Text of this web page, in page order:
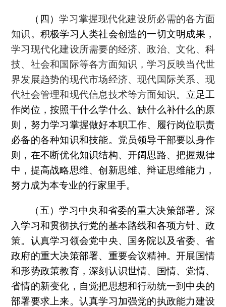
（四）学习掌握现代化建设所必需的各方面
知识。 积极学习人类社会创造的一切文明成果，
学习现代化建设所需要的经济、政治、文化、科
技、社会和国际等各方面知识，学习反映当代世
界发展趋势的现代市场经济、现代国际关系、现
代社会管理和现代信息技术等方面知识。 立足工
作岗位，按照干什么学什么、缺什么补什么的原
则，努力学习掌握做好本职工作、履行岗位职责
必备的各种知识和技能。党员领导干部要以身作
则，在不断优化知识结构、开阔思路、把握规律
中，提高战略思维、创新思维、辩证思维能力，
努力成为本专业的行家里手。
（五）学习中央和省委的重大决策部署。深
入学习和贯彻执行党的基本路线和各项方针、政
策。认真学习领会党中央、国务院以及省委、省
政府的重大决策部署、重要会议精神。开展国情
和形势政策教育，深刻认识世情、国情、党情、
省情的新变化，自觉把思想和行动统一到中央的
部署要求上来。认真学习加强党的执政能力建设